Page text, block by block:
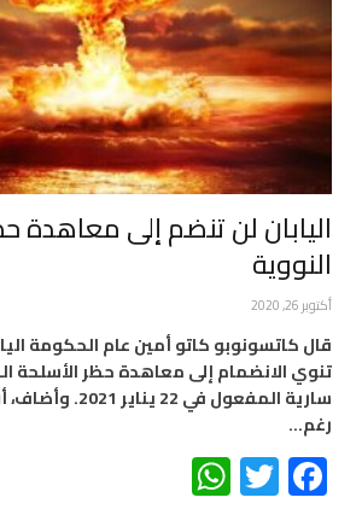
اليابان لن تنضم إلى معاهدة
النووية
أكتوبر 26, 2020
قال كاتسونوبو كاتو أمين عام الحكومة
تنوي الانضمام إلى معاهدة حظر الأسلحة
سارية المفعول في
رغم…
Facebook
Twitter